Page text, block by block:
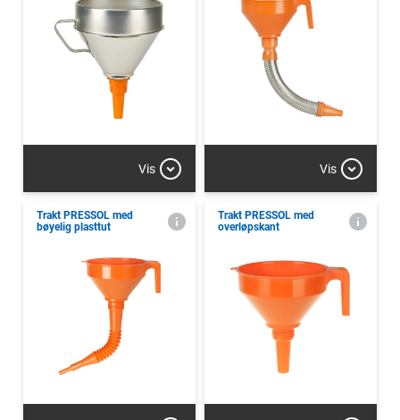
Vis Vis
Trakt PRESSOL med
bøyelig plasttut
Trakt PRESSOL med
overløpskant